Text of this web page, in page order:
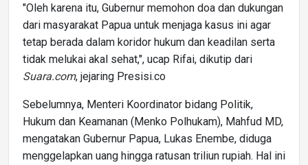
"Oleh karena itu, Gubernur memohon doa dan dukungan
dari masyarakat Papua untuk menjaga kasus ini agar
tetap berada dalam koridor hukum dan keadilan serta
tidak melukai akal sehat,", ucap Rifai, dikutip dari
Suara.com, jejaring Presisi.co
Sebelumnya, Menteri Koordinator bidang Politik,
Hukum dan Keamanan (Menko Polhukam), Mahfud MD,
mengatakan Gubernur Papua, Lukas Enembe, diduga
menggelapkan uang hingga ratusan triliun rupiah. Hal ini